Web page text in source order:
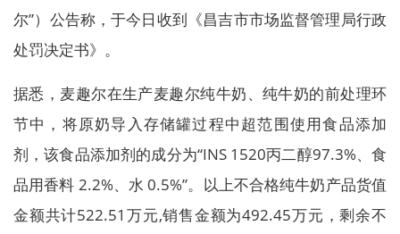
尔”）公告称，于今日收到《昌吉市市场监督管理局行政
处罚决定书》。
据悉，麦趣尔在生产麦趣尔纯牛奶、纯牛奶的前处理环
节中，将原奶导入存储罐过程中超范围使用食品添加
剂，该食品添加剂的成分为“INS 1520丙二醇97.3%、食
品用香料 2.2%、水 0.5%”。以上不合格纯牛奶产品货值
金额共计522.51万元,销售金额为492.45万元，剩余不